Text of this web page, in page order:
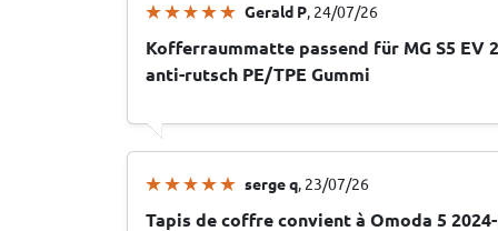
Gerald P, 24/07/26
Kofferraummatte passend für MG S5 EV
anti-rutsch PE/TPE Gummi
serge q, 23/07/26
Tapis de coffre convient à Omoda 5